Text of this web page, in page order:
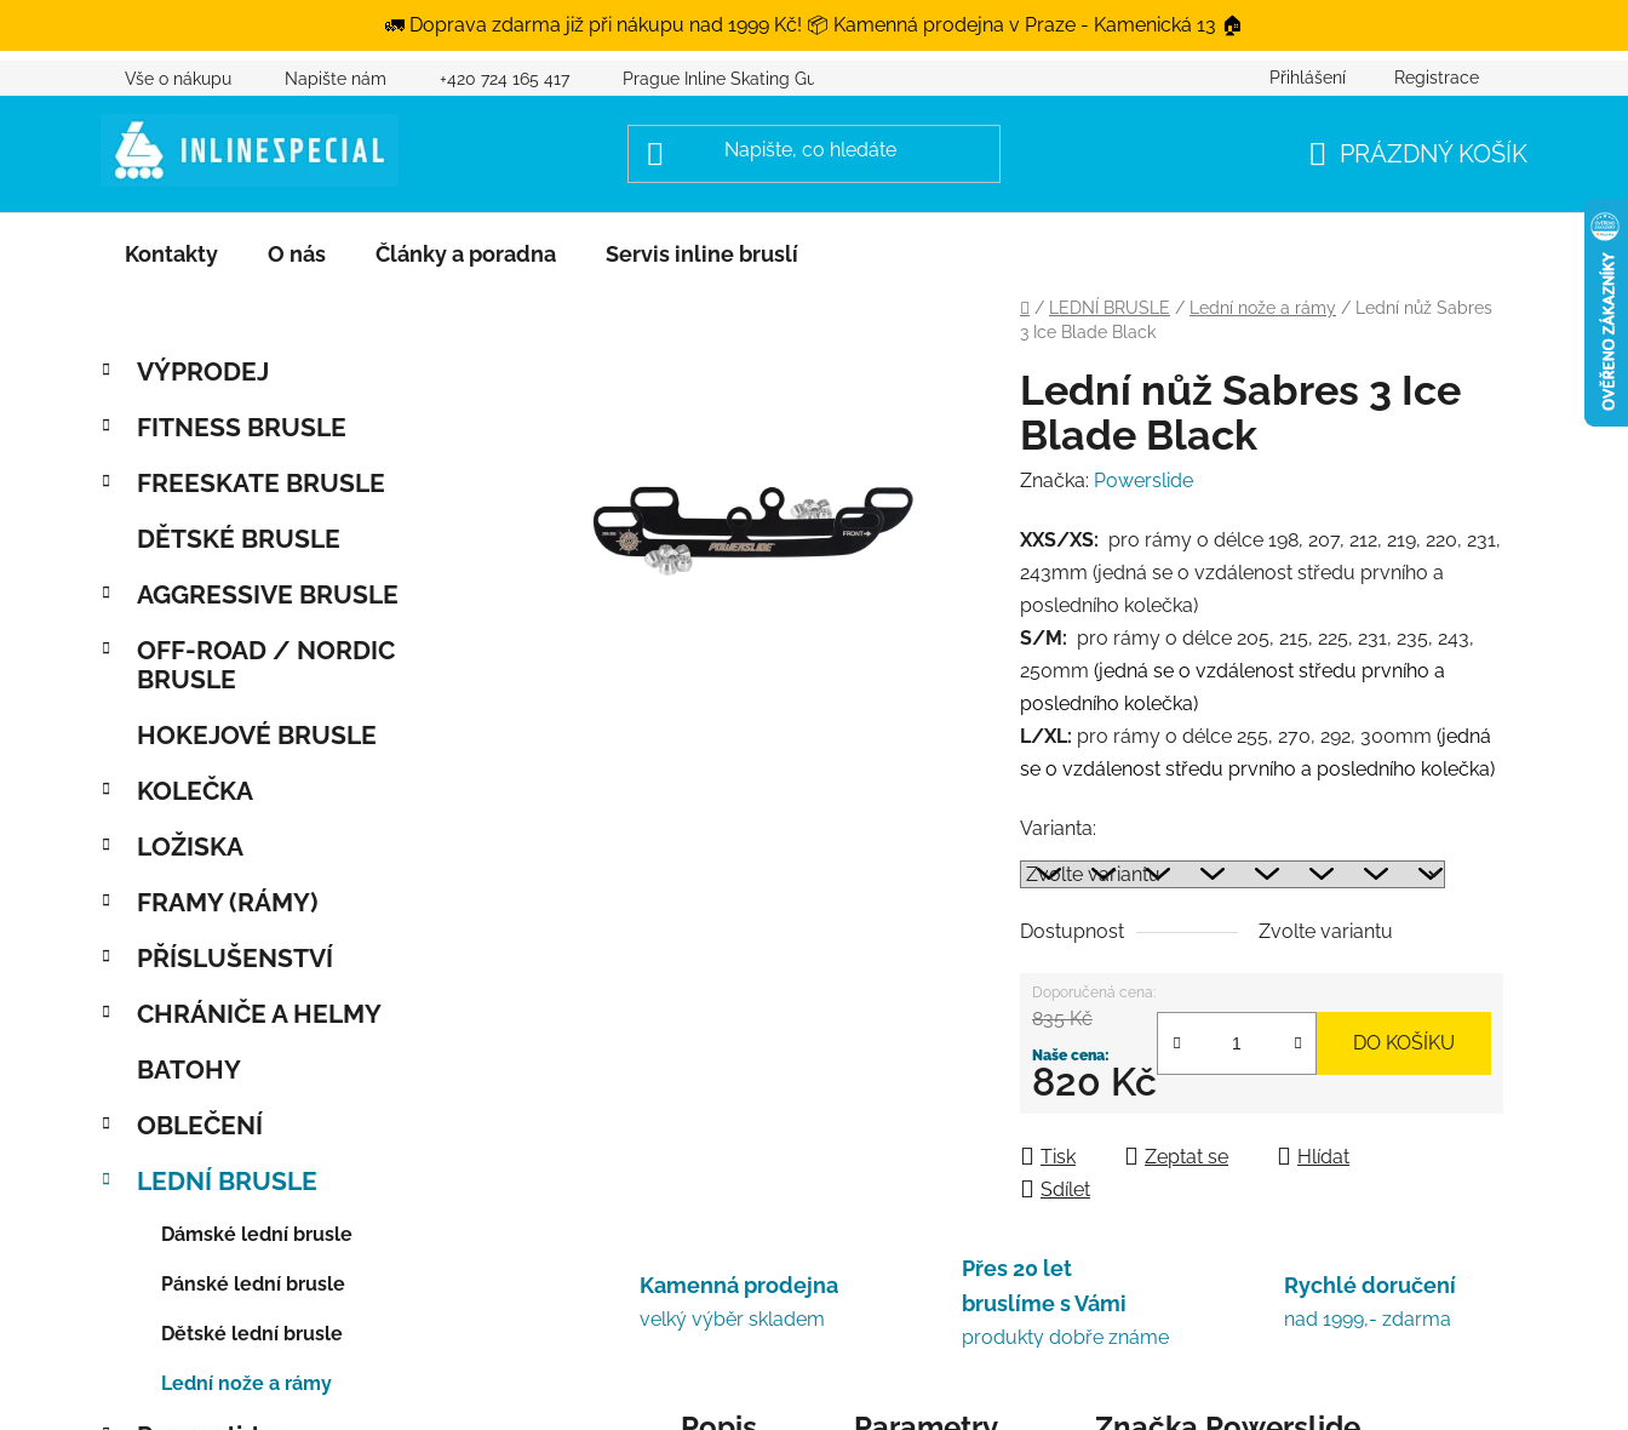
🚛 Doprava zdarma již při nákupu nad 1999 Kč! 📦 Kamenná prodejna v Praze - Kamenická 13 🏠
Přejít na obsah
Vše o nákupu Napište nám +420 724 165 417 Prague Inline Skating Guide Přihlášení Registrace
PRÁZDNÝ KOŠÍK
Kontakty O nás Články a poradna Servis inline bruslí
Domů
/ LEDNÍ BRUSLE / Lední nože a rámy /
Lední nůž Sabres
3 Ice Blade Black
Postranní panel
Přeskočit kategorie
Kategorie
VÝPRODEJ
FITNESS BRUSLE
FREESKATE BRUSLE
DĚTSKÉ BRUSLE
AGGRESSIVE BRUSLE
OFF-ROAD / NORDIC
BRUSLE
HOKEJOVÉ BRUSLE
KOLEČKA
LOŽISKA
FRAMY (RÁMY)
PŘÍSLUŠENSTVÍ
CHRÁNIČE A HELMY
BATOHY
OBLEČENÍ
LEDNÍ BRUSLE
Dámské lední brusle
Pánské lední brusle
Dětské lední brusle
Lední nože a rámy
Lední nůž Sabres 3 Ice
Blade Black
Značka: Powerslide
XXS/XS: pro rámy o délce 198, 207, 212, 219, 220, 231,
243mm (jedná se o vzdálenost středu prvního a
posledního kolečka)
S/M: pro rámy o délce 205, 215, 225, 231, 235, 243,
250mm (jedná se o vzdálenost středu prvního a
posledního kolečka)
L/XL: pro rámy o délce 255, 270, 292, 300mm (jedná
se o vzdálenost středu prvního a posledního kolečka)
Varianta:
Dostupnost Zvolte variantu
835 Kč
820 Kč
DO KOŠÍKU
Tisk Zeptat se
Hlídat
Sdílet
Kamenná prodejna
velký výběr skladem
Přes 20 let
bruslíme s Vámi
produkty dobře známe
Rychlé doručení
nad 1999,- zdarma